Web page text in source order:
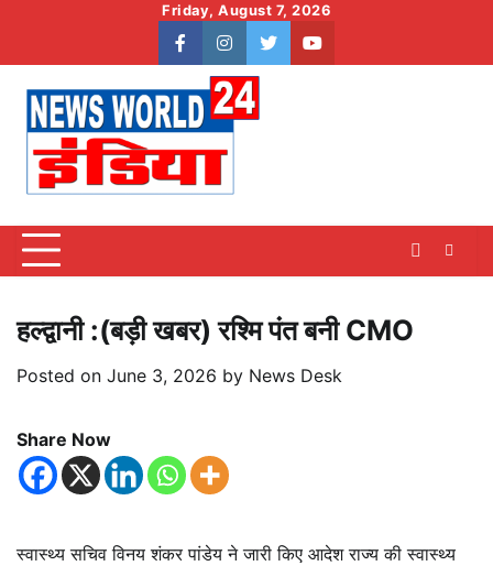
content
Friday, August 7, 2026
facebookinstagram
twitteryoutube
हल्द्वानी :(बड़ी खबर) रश्मि पंत बनी CMO
Posted on June 3, 2026 by News Desk
Share Now
स्वास्थ्य सचिव विनय शंकर पांडेय ने जारी किए आदेश राज्य की स्वास्थ्य